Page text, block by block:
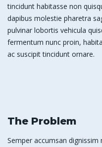
tincidunt habitasse non
dapibus molestie pharetra
pulvinar lobortis vehicula
fermentum nunc proin,
ac suscipit tincidunt ornare.
The Problem
Semper accumsan